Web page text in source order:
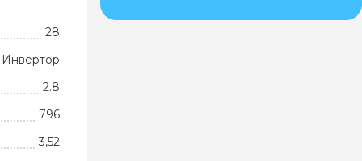
28
Инвертор
2.8
796
3,52